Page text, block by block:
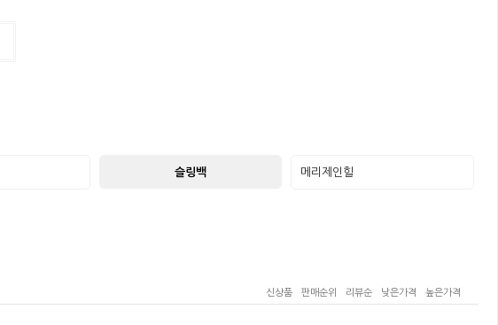
슬링백 메리제인힐
신상품 판매순위 리뷰순 낮은가격 높은가격